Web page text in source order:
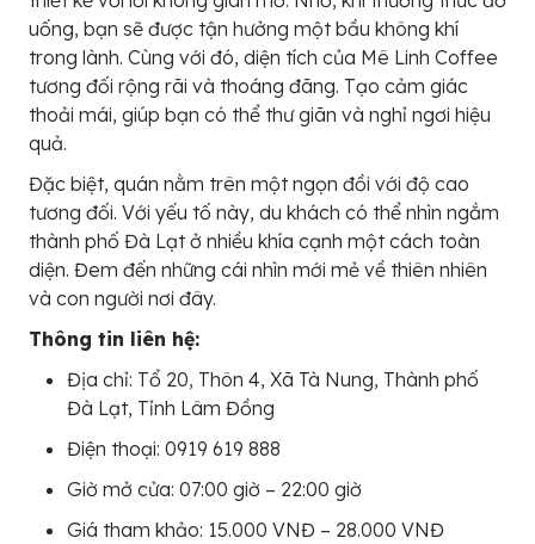
uống, bạn sẽ được tận hưởng một bầu không khí
trong lành. Cùng với đó, diện tích của Mê Linh Coffee
tương đối rộng rãi và thoáng đãng. Tạo cảm giác
thoải mái, giúp bạn có thể thư giãn và nghỉ ngơi hiệu
quả.
Đặc biệt, quán nằm trên một ngọn đồi với độ cao
tương đối. Với yếu tố này, du khách có thể nhìn ngắm
thành phố Đà Lạt ở nhiều khía cạnh một cách toàn
diện. Đem đến những cái nhìn mới mẻ về thiên nhiên
và con người nơi đây.
Thông tin liên hệ:
Địa chỉ: Tổ 20, Thôn 4, Xã Tà Nung, Thành phố
Đà Lạt, Tỉnh Lâm Đồng
Điện thoại: 0919 619 888
Giờ mở cửa: 07:00 giờ – 22:00 giờ
Giá tham khảo: 15.000 VNĐ – 28.000 VNĐ